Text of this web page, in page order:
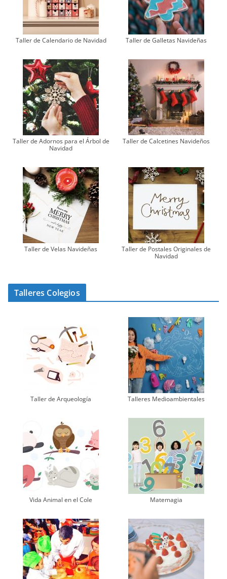
Taller de Calendario de Navidad Taller de Galletas Navideñas
Taller de Adornos para el Árbol de
Navidad
Taller de Calcetines Navideños
Taller de Velas Navideñas
Taller de Postales Originales de
Navidad
Talleres Colegios
Taller de Arqueología Talleres Medioambientales
Vida Animal en el Cole Matemagia